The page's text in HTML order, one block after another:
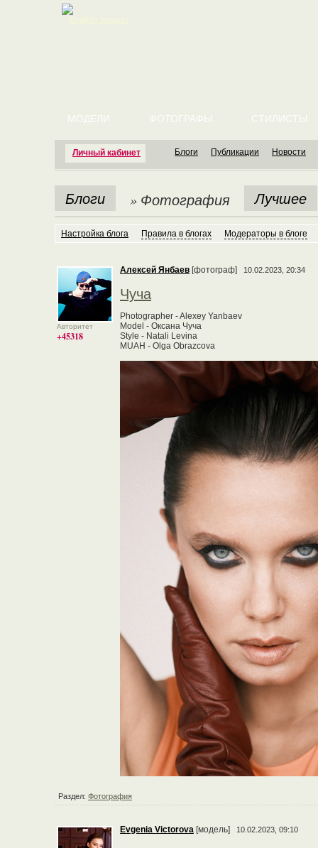
Личный кабинет
МОДЕЛИ ФОТОГРАФЫ СТИЛИСТЫ
Блоги Публикации Новости
Блоги » Фотография Лучшее
Настройка блога Правила в блогах Модераторы в блоге
Авторитет
+45318
Алексей Янбаев [фотограф] 10.02.2023, 20:34
Чуча
Photographer - Alexey Yanbaev
Model - Оксана Чуча
Style - Natali Levina
MUAH - Olga Obrazcova
Раздел: Фотография
Evgenia Victorova [модель] 10.02.2023, 09:10